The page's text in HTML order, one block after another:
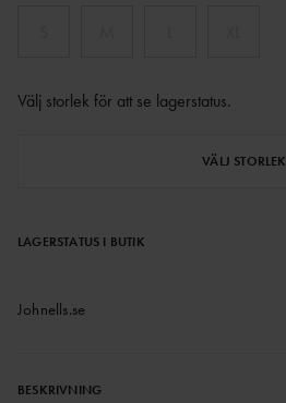
Välj storlek för att se lagerstatus.
VÄLJ STORLEK
LAGERSTATUS I BUTIK
Johnells.se
BESKRIVNING